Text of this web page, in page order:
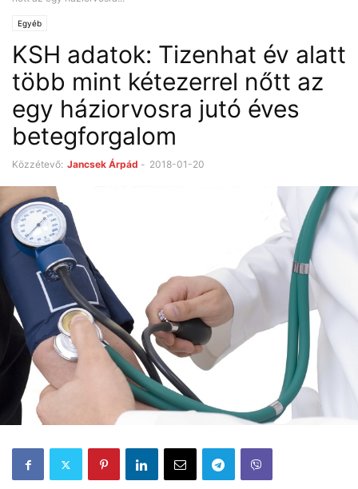
Egyéb
KSH adatok: Tizenhat év alatt
több mint kétezerrel nőtt az
egy háziorvosra jutó éves
betegforgalom
Közzétevő: Jancsek Árpád - 2018-01-20